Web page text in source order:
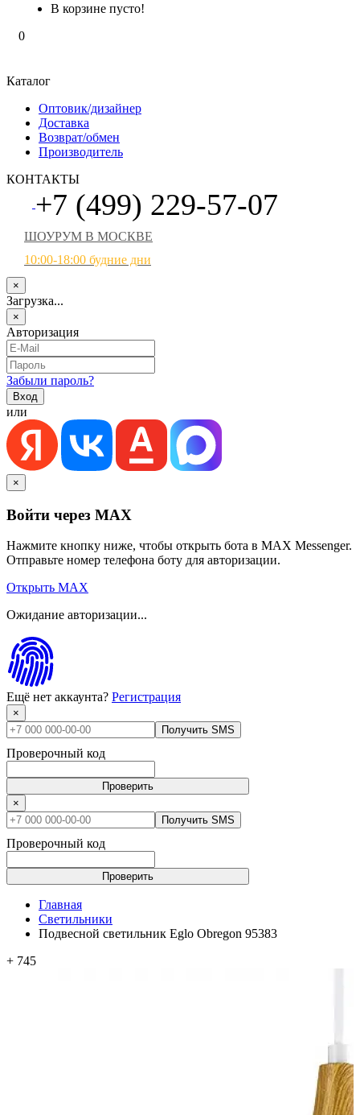
В корзине пусто!
0
Каталог
Оптовик/дизайнер
Доставка
Возврат/обмен
Производитель
КОНТАКТЫ
+7 (499) 229-57-07
ШОУРУМ В МОСКВЕ
10:00-18:00 будние дни
×
Загрузка...
×
Авторизация
Забыли пароль?
или
×
Войти через MAX
Нажмите кнопку ниже, чтобы открыть бота в MAX Messenger.
Отправьте номер телефона боту для авторизации.
Открыть MAX
Ожидание авторизации...
Ещё нет аккаунта? Регистрация
×
Получить SMS
Проверочный код
Проверить
×
Получить SMS
Проверочный код
Проверить
Главная
Светильники
Подвесной светильник Eglo Obregon 95383
+ 745